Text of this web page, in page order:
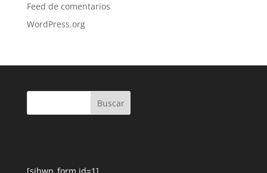
Feed de comentarios
WordPress.org